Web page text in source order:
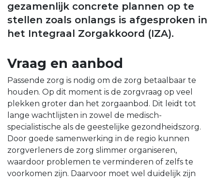
gezamenlijk concrete plannen op te
stellen zoals onlangs is afgesproken in
het Integraal Zorgakkoord (IZA).
Vraag en aanbod
Passende zorg is nodig om de zorg betaalbaar te
houden. Op dit moment is de zorgvraag op veel
plekken groter dan het zorgaanbod. Dit leidt tot
lange wachtlijsten in zowel de medisch-
specialistische als de geestelijke gezondheidszorg.
Door goede samenwerking in de regio kunnen
zorgverleners de zorg slimmer organiseren,
waardoor problemen te verminderen of zelfs te
voorkomen zijn. Daarvoor moet wel duidelijk zijn